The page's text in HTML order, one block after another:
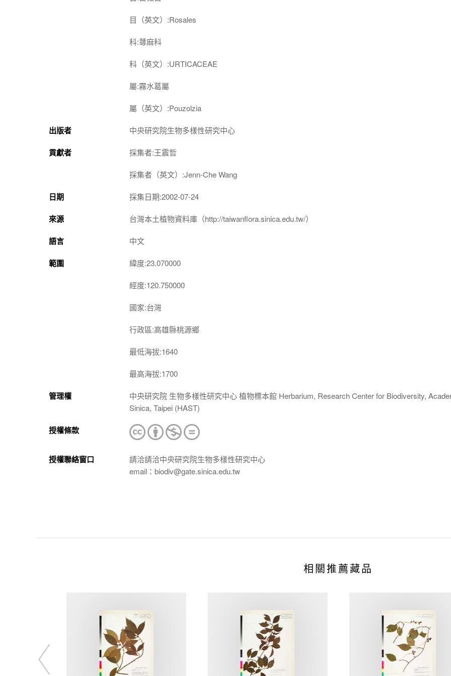
目（英文）:Rosales
科:蕁麻科
科（英文）:URTICACEAE
屬:霧水葛屬
屬（英文）:Pouzolzia
出版者 中央研究院生物多樣性研究中心
貢獻者 採集者:王震哲
採集者（英文）:Jenn-Che Wang
日期 採集日期:2002-07-24
來源 台灣本土植物資料庫（http://taiwanflora.sinica.edu.tw/）
語言 中文
範圍 緯度:23.070000
經度:120.750000
國家:台灣
行政區:高雄縣桃源鄉
最低海拔:1640
最高海拔:1700
管理權
中央研究院 生物多樣性研究中心 植物標本館 Herbarium, Research Center for Biodiversity,
Sinica, Taipei (HAST)
授權條款
授權聯絡窗口
請洽請洽中央研究院生物多樣性研究中心
email：biodiv@gate.sinica.edu.tw
相關推薦藏品